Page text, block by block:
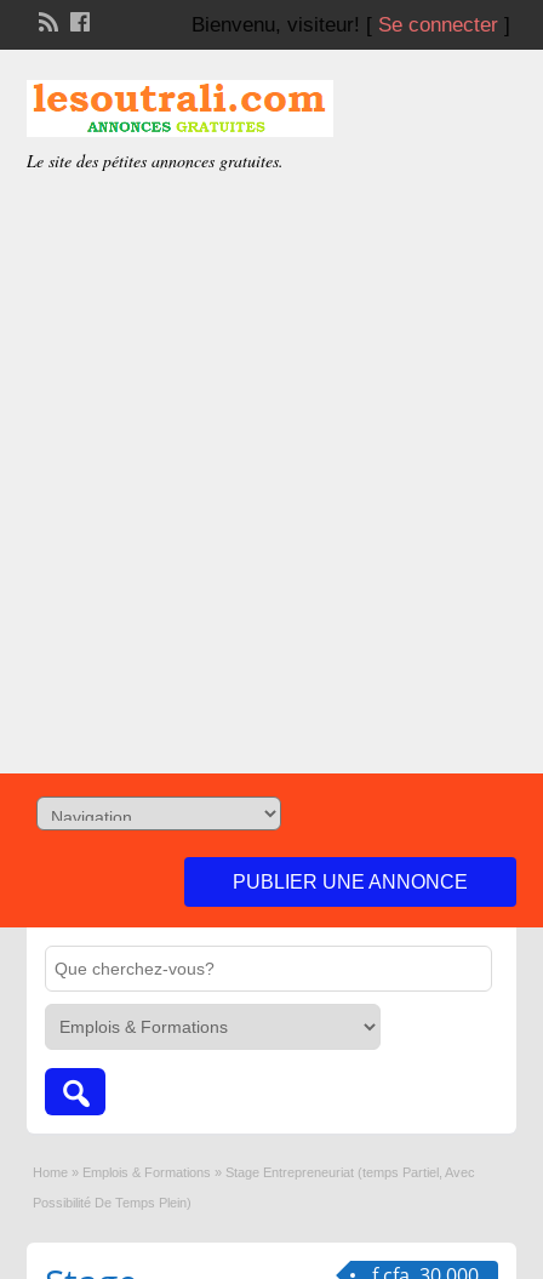
Bienvenu, visiteur! [ Se connecter]
Le site des pétites annonces gratuites.
PUBLIER UNE ANNONCE
Home » Emplois & Formations » Stage Entrepreneuriat (temps Partiel, Avec
Possibilité De Temps Plein)